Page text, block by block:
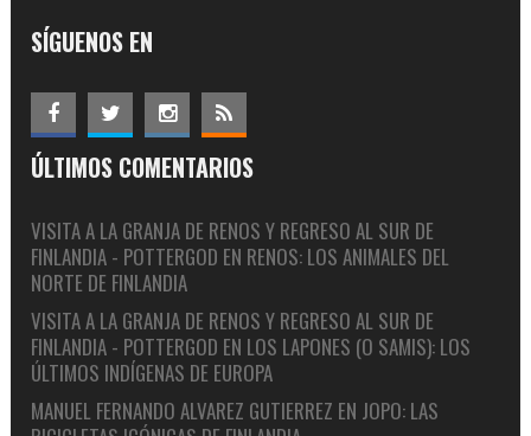
SÍGUENOS EN
ÚLTIMOS COMENTARIOS
VISITA A LA GRANJA DE RENOS Y REGRESO AL SUR DE
FINLANDIA - POTTERGOD EN RENOS: LOS ANIMALES DEL
NORTE DE FINLANDIA
VISITA A LA GRANJA DE RENOS Y REGRESO AL SUR DE
FINLANDIA - POTTERGOD EN LOS LAPONES (O SAMIS): LOS
ÚLTIMOS INDÍGENAS DE EUROPA
MANUEL FERNANDO ALVAREZ GUTIERREZ EN JOPO: LAS